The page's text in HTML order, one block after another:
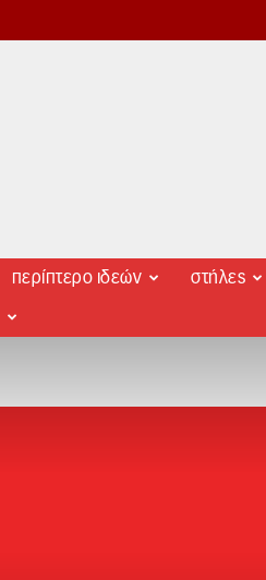
περίπτερο ιδεών στήλες